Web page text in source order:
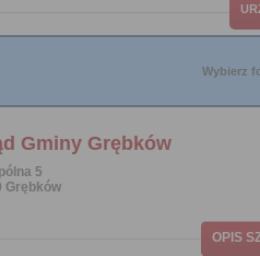
Wybierz
Gminy Grębków
5
Grębków
OPIS